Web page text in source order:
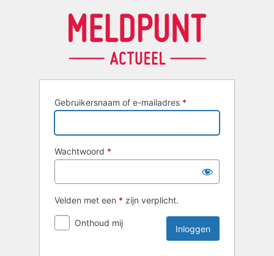
Gebruikersnaam of e-mailadres *
Wachtwoord *
Velden met een * zijn verplicht.
Onthoud mij